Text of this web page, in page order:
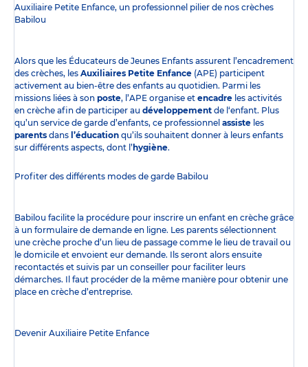
Auxiliaire Petite Enfance, un professionnel pilier de nos crèches
Babilou
Alors que les Éducateurs de Jeunes Enfants assurent l’encadrement
des crèches, les Auxiliaires Petite Enfance (APE) participent
activement au bien-être des enfants au quotidien. Parmi les
missions liées à son poste, l’APE organise et encadre les activités
en crèche afin de participer au développement de l‘enfant. Plus
qu’un service de garde d’enfants, ce professionnel assiste les
parents dans l’éducation qu’ils souhaitent donner à leurs enfants
sur différents aspects, dont l’ hygiène.
Profiter des différents modes de garde Babilou
Babilou facilite la procédure pour inscrire un enfant en crèche grâce
à un formulaire de demande en ligne. Les parents sélectionnent
une crèche proche d’un lieu de passage comme le lieu de travail ou
le domicile et envoient eur demande. Ils seront alors ensuite
recontactés et suivis par un conseiller pour faciliter leurs
démarches. Il faut procéder de la même manière pour obtenir une
place en crèche d’entreprise.
Devenir Auxiliaire Petite Enfance